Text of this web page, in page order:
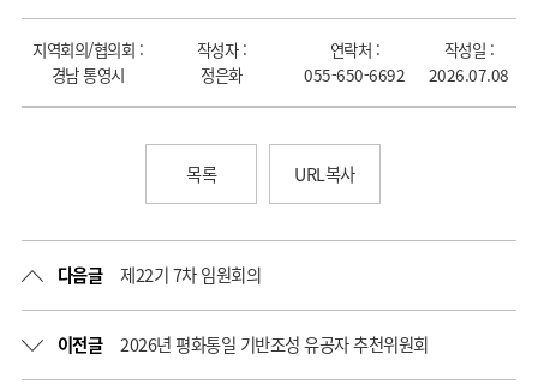
지역회의/협의회 :
경남 통영시
작성자 :
정은화
연락처 :
055-650-6692
작성일 :
2026.07.08
목록 URL복사
다음글 제22기 7차 임원회의
이전글 2026년 평화통일 기반조성 유공자 추천위원회